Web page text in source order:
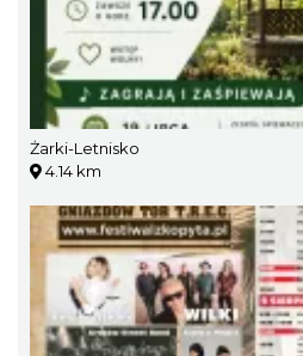
Żarki-Letnisko
4.14 km